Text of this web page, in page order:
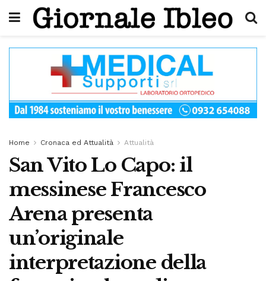
Home Cronaca ed Attualità Attualità
San Vito Lo Capo: il
messinese Francesco
Arena presenta
un’originale
interpretazione della